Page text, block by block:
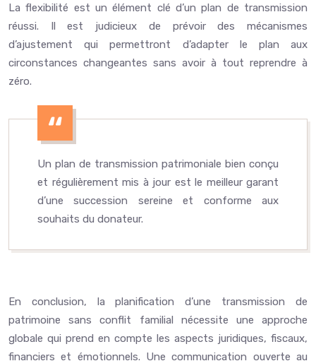
La flexibilité est un élément clé d’un plan de transmission
réussi. Il est judicieux de prévoir des mécanismes
d’ajustement qui permettront d’adapter le plan aux
circonstances changeantes sans avoir à tout reprendre à
zéro.
Un plan de transmission patrimoniale bien conçu
et régulièrement mis à jour est le meilleur garant
d’une succession sereine et conforme aux
souhaits du donateur.
En conclusion, la planification d’une transmission de
patrimoine sans conflit familial nécessite une approche
globale qui prend en compte les aspects juridiques, fiscaux,
financiers et émotionnels. Une communication ouverte au